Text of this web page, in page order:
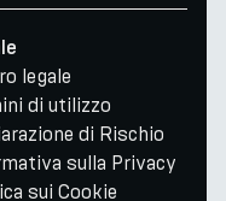
legale
di utilizzo
di Rischio
sulla Privacy
sui Cookie